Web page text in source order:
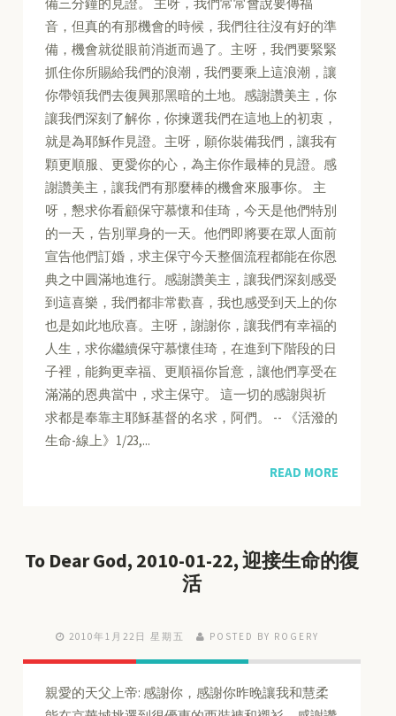
音，但真的有那機會的時候，我們往往沒有好的準
備，機會就從眼前消逝而過了。主呀，我們要緊緊
抓住你所賜給我們的浪潮，我們要乘上這浪潮，讓
你帶領我們去復興那黑暗的土地。感謝讚美主，你
讓我們深刻了解你，你揀選我們在這地上的初衷，
就是為耶穌作見證。主呀，願你裝備我們，讓我有
顆更順服、更愛你的心，為主你作最棒的見證。感
謝讚美主，讓我們有那麼棒的機會來服事你。 主
呀，懇求你看顧保守慕懷和佳琦，今天是他們特別
的一天，告別單身的一天。他們即將要在眾人面前
宣告他們訂婚，求主保守今天整個流程都能在你恩
典之中圓滿地進行。感謝讚美主，讓我們深刻感受
到這喜樂，我們都非常歡喜，我也感受到天上的你
也是如此地欣喜。主呀，謝謝你，讓我們有幸福的
人生，求你繼續保守慕懷佳琦，在進到下階段的日
子裡，能夠更幸福、更順福你旨意，讓他們享受在
滿滿的恩典當中，求主保守。 這一切的感謝與祈
求都是奉靠主耶穌基督的名求，阿們。 -- 《活潑的
生命-線上》1/23,...
READ MORE
To Dear God, 2010-01-22, 迎接生命的復
活
2010年1月22日 星期五 POSTED BY ROGERY
親愛的天父上帝: 感謝你，感謝你昨晚讓我和慧柔